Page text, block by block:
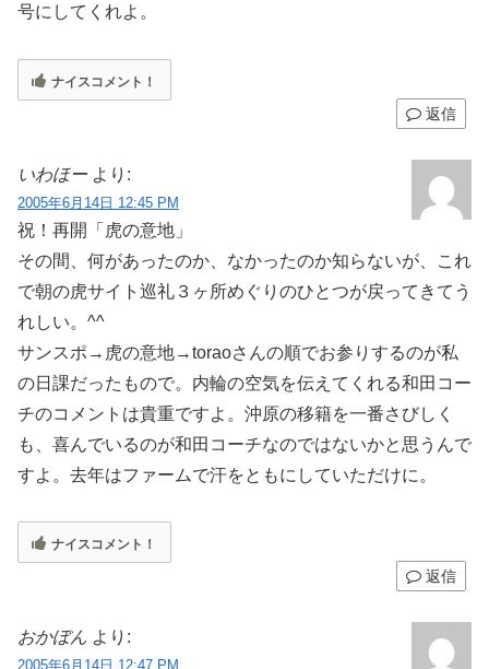
号にしてくれよ。
ナイスコメント！
返信
いわほー より:
2005年6月14日 12:45 PM
祝！再開「虎の意地」
その間、何があったのか、なかったのか知らないが、これ
で朝の虎サイト巡礼３ヶ所めぐりのひとつが戻ってきてう
れしい。^^
サンスポ→虎の意地→toraoさんの順でお参りするのが私
の日課だったもので。内輪の空気を伝えてくれる和田コー
チのコメントは貴重ですよ。沖原の移籍を一番さびしく
も、喜んでいるのが和田コーチなのではないかと思うんで
すよ。去年はファームで汗をともにしていただけに。
ナイスコメント！
返信
おかぼん より:
2005年6月14日 12:47 PM